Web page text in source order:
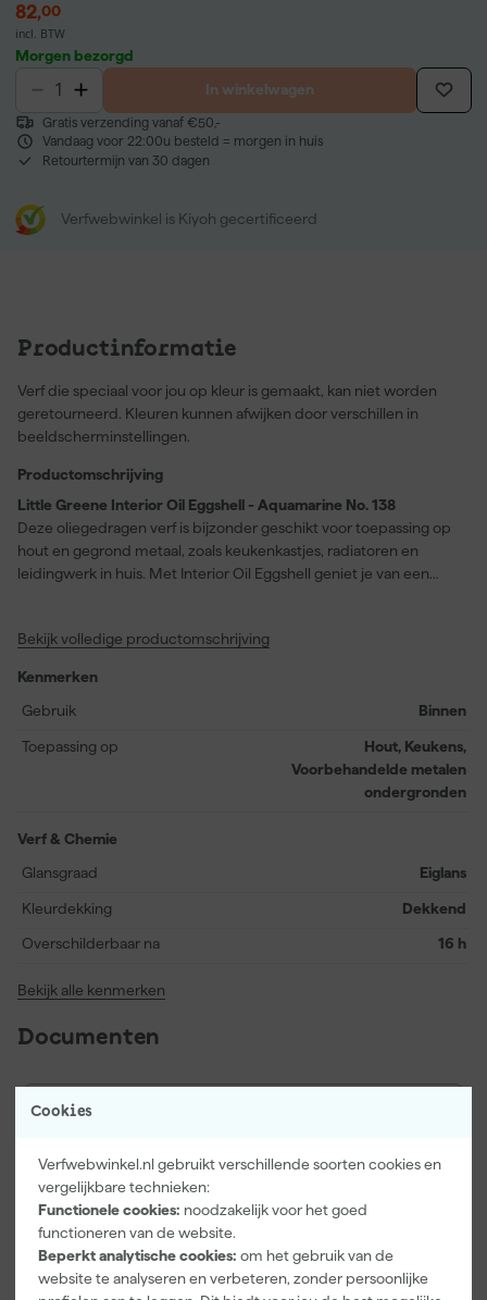
Cookies
Verfwebwinkel.nl gebruikt verschillende soorten cookies en
vergelijkbare technieken:
Functionele cookies: noodzakelijk voor het goed
functioneren van de website.
Beperkt analytische cookies: om het gebruik van de
website te analyseren en verbeteren, zonder persoonlijke
82,00
incl. BTW
Morgen bezorgd
In winkelwagen
Gratis verzending vanaf €50,-
Vandaag voor 22:00u besteld = morgen in huis
Retourtermijn van 30 dagen
Verfwebwinkel is Kiyoh gecertificeerd
Productinformatie
Verf die speciaal voor jou op kleur is gemaakt, kan niet worden
geretourneerd. Kleuren kunnen afwijken door verschillen in
beeldscherminstellingen.
Productomschrijving
Little Greene Interior Oil Eggshell - Aquamarine No. 138
Deze oliegedragen verf is bijzonder geschikt voor toepassing op
hout en gegrond metaal, zoals keukenkastjes, radiatoren en
leidingwerk in huis. Met Interior Oil Eggshell geniet je van een
vrijwel geurloze formulering werk je comfortabel binnenshuis
verf dekt ongeveer 16 meter per liter bij één laag, is na ongeveer
4 uur droog aan het oppervlak en kan na 16 uur worden
No. 138 is volledig afwasbaar voor eenvoudig onderhoud.
Bekijk volledige productomschrijving
Kenmerken
Gebruik
Binnen
Toepassing op
Hout, Keukens,
Voorbehandelde metalen
ondergronden
Verf & Chemie
Glansgraad
Eiglans
Kleurdekking Dekkend
Overschilderbaar na 16 h
Bekijk alle kenmerken
Documenten
Vaak gekocht met